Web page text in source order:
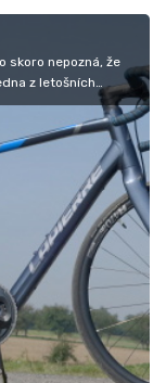
skoro nepozná, že
z letošních